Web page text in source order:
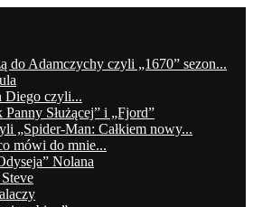
do Adamczychy czyli „1670” sezon...
Diego czyli...
Służącej” i „Fjord”
„Spider-Man: Całkiem nowy...
mówi do mnie...
Nolana